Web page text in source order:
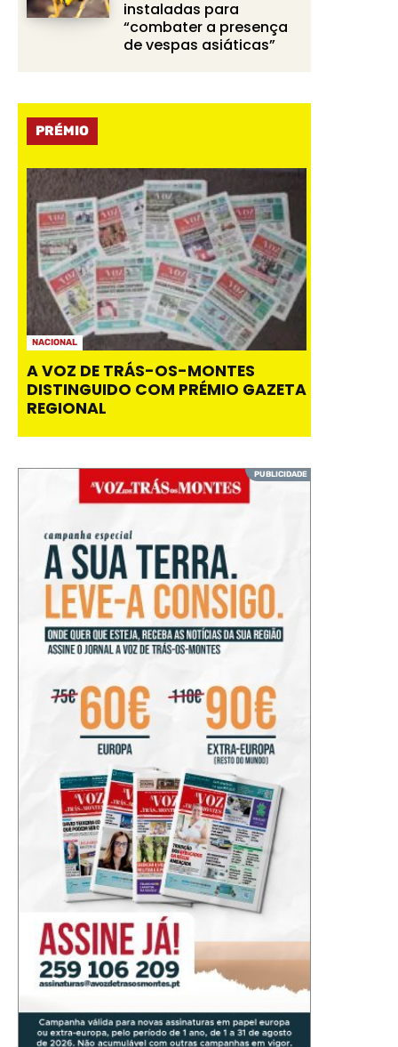
instaladas para
“combater a presença
de vespas asiáticas”
PRÉMIO
NACIONAL
A VOZ DE TRÁS-OS-MONTES
DISTINGUIDO COM PRÉMIO GAZETA
REGIONAL